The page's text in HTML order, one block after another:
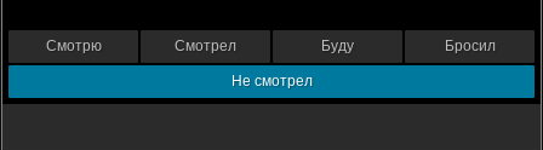
Смотрю Смотрел Буду Бросил
Не смотрел